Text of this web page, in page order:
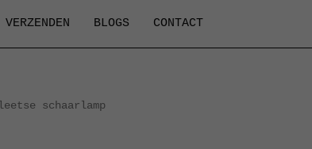
BLOGS CONTACT
schaarlamp